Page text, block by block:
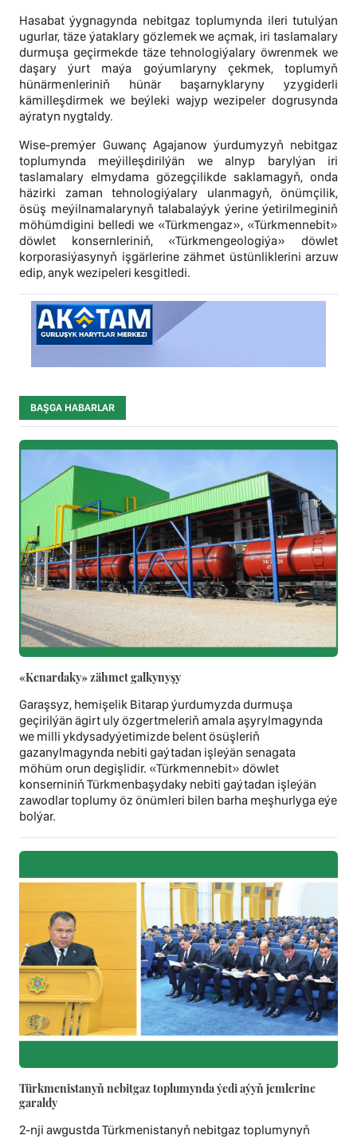
Hasabat ýygnagynda nebitgaz toplumynda ileri tutulýan
ugurlar, täze ýataklary gözlemek we açmak, iri taslamalary
durmuşa geçirmekde täze tehnologiýalary öwrenmek we
daşary ýurt maýa goýumlaryny çekmek, toplumyň
hünärmenleriniň hünär başarnyklaryny yzygiderli
kämilleşdirmek we beýleki wajyp wezipeler dogrusynda
aýratyn nygtaldy.
Wise-premýer Guwanç Agajanow ýurdumyzyň nebitgaz
toplumynda meýilleşdirilýän we alnyp barylýan iri
taslamalary elmydama gözegçilikde saklamagyň, onda
häzirki zaman tehnologiýalary ulanmagyň, önümçilik,
ösüş meýilnamalarynyň talabalaýyk ýerine ýetirilmeginiň
möhümdigini belledi we «Türkmengaz», «Türkmennebit»
döwlet konsernleriniň, «Türkmengeologiýa» döwlet
korporasiýasynyň işgärlerine zähmet üstünliklerini arzuw
edip, anyk wezipeleri kesgitledi.
BAŞGA HABARLAR
«Kenardaky» zähmet galkynyşy
Garaşsyz, hemişelik Bitarap ýurdumyzda durmuşa
geçirilýän ägirt uly özgertmeleriň amala aşyrylmagynda
we milli ykdysadyýetimizde belent ösüşleriň
gazanylmagynda nebiti gaýtadan işleýän senagata
möhüm orun degişlidir. «Türkmennebit» döwlet
konserniniň Türkmenbaşydaky nebiti gaýtadan işleýän
zawodlar toplumy öz önümleri bilen barha meşhurlyga eýe
bolýar.
Türkmenistanyň nebitgaz toplumynda ýedi aýyň jemlerine
garaldy
2-nji awgustda Türkmenistanyň nebitgaz toplumynyň